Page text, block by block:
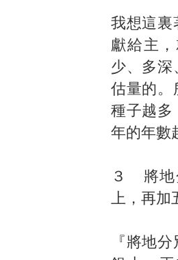
我想這裏
獻給主
少、多深
估量的。
種子越多
年的年數
３ 將地
上，再加
『將地